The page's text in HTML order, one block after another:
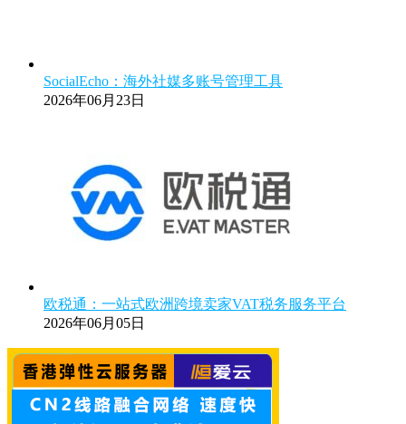
SocialEcho：海外社媒多账号管理工具
2026年06月23日
欧税通：一站式欧洲跨境卖家VAT税务服务平台
2026年06月05日